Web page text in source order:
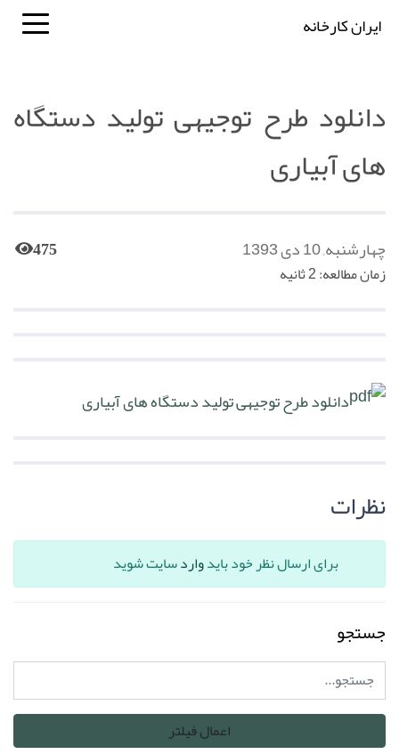
ایران کارخانه
دانلود طرح توجیهی تولید دستگاه
های آبیاری
چهارشنبه, 10 دی 1393 475
زمان مطالعه: 2 ثانیه
دانلود طرح توجیهی تولید دستگاه های آبیاری
نظرات
برای ارسال نظر خود بایدواردسایت شوید
جستجو